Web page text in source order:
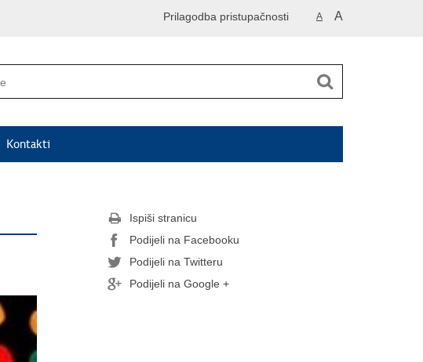
A A
Prilagodba pristupačnosti
Kontakti
Ispiši stranicu
Podijeli na Facebooku
Podijeli na Twitteru
Podijeli na Google +